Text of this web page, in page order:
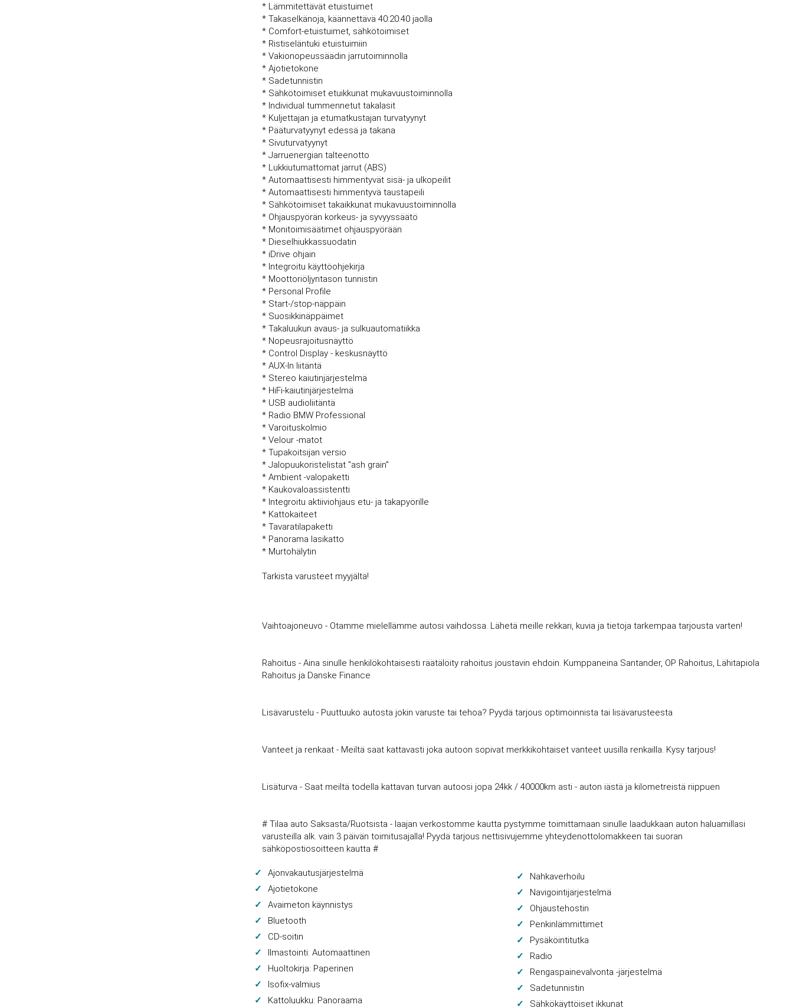
* Lämmitettävät etuistuimet
* Takaselkänoja, käännettävä 40:20:40 jaolla
* Comfort-etuistuimet, sähkötoimiset
* Ristiseläntuki etuistuimiin
* Vakionopeussäädin jarrutoiminnolla
* Ajotietokone
* Sadetunnistin
* Sähkötoimiset etuikkunat mukavuustoiminnolla
* Individual tummennetut takalasit
* Kuljettajan ja etumatkustajan turvatyynyt
* Pääturvatyynyt edessä ja takana
* Sivuturvatyynyt
* Jarruenergian talteenotto
* Lukkiutumattomat jarrut (ABS)
* Automaattisesti himmentyvät sisä- ja ulkopeilit
* Automaattisesti himmentyvä taustapeili
* Sähkötoimiset takaikkunat mukavuustoiminnolla
* Ohjauspyörän korkeus- ja syvyyssäätö
* Monitoimisäätimet ohjauspyörään
* Dieselhiukkassuodatin
* iDrive ohjain
* Integroitu käyttöohjekirja
* Moottoriöljyntason tunnistin
* Personal Profile
* Start-/stop-näppäin
* Suosikkinäppäimet
* Takaluukun avaus- ja sulkuautomatiikka
* Nopeusrajoitusnäyttö
* Control Display - keskusnäyttö
* AUX-In liitäntä
* Stereo kaiutinjärjestelmä
* HiFi-kaiutinjärjestelmä
* USB audioliitäntä
* Radio BMW Professional
* Varoituskolmio
* Velour -matot
* Tupakoitsijan versio
* Jalopuukoristelistat "ash grain"
* Ambient -valopaketti
* Kaukovaloassistentti
* Integroitu aktiiviohjaus etu- ja takapyörille
* Kattokaiteet
* Tavaratilapaketti
* Panorama lasikatto
* Murtohälytin
Tarkista varusteet myyjältä!
Vaihtoajoneuvo - Otamme mielellämme autosi vaihdossa. Lähetä meille rekkari, kuvia ja tietoja tarkempaa tarjousta varten!
Rahoitus - Aina sinulle henkilökohtaisesti räätälöity rahoitus joustavin ehdoin. Kumppaneina Santander, OP Rahoitus, Lähitapiola
Rahoitus ja Danske Finance
Lisävarustelu - Puuttuuko autosta jokin varuste tai tehoa? Pyydä tarjous optimoinnista tai lisävarusteesta
Vanteet ja renkaat - Meiltä saat kattavasti joka autoon sopivat merkkikohtaiset vanteet uusilla renkailla. Kysy tarjous!
Lisäturva - Saat meiltä todella kattavan turvan autoosi jopa 24kk / 40000km asti - auton iästä ja kilometreistä riippuen
# Tilaa auto Saksasta/Ruotsista - laajan verkostomme kautta pystymme toimittamaan sinulle laadukkaan auton haluamillasi
varusteilla alk. vain 3 päivän toimitusajalla! Pyydä tarjous nettisivujemme yhteydenottolomakkeen tai suoran
sähköpostiosoitteen kautta #
Ajonvakautusjärjestelmä
Ajotietokone
Avaimeton käynnistys
Bluetooth
CD-soitin
Ilmastointi: Automaattinen
Huoltokirja: Paperinen
Isofix-valmius
Kattoluukku: Panoraama
Nahkaverhoilu
Navigointijärjestelmä
Ohjaustehostin
Penkinlämmittimet
Pysäköintitutka
Radio
Rengaspainevalvonta -järjestelmä
Sadetunnistin
Sähkökäyttöiset ikkunat